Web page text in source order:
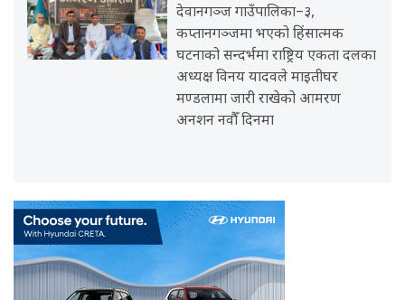
देवानगञ्ज गाउँपालिका–३,
कप्तानगञ्जमा भएको हिंसात्मक
घटनाको सन्दर्भमा राष्ट्रिय एकता दलका
अध्यक्ष विनय यादवले माइतीघर
मण्डलामा जारी राखेको आमरण
अनशन नवौँ दिनमा